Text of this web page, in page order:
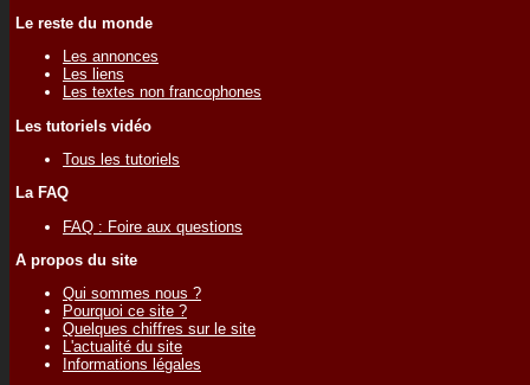
Le reste du monde
Les annonces
Les liens
Les textes non francophones
Les tutoriels vidéo
Tous les tutoriels
La FAQ
FAQ : Foire aux questions
A propos du site
Qui sommes nous ?
Pourquoi ce site ?
Quelques chiffres sur le site
L'actualité du site
Informations légales